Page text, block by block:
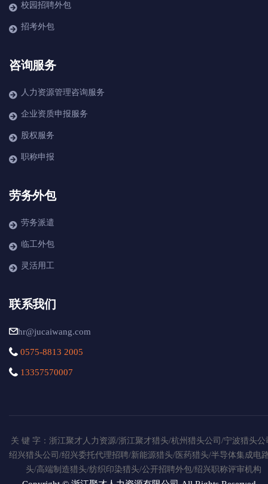
校园招聘外包
招考外包
咨询服务
人力资源管理咨询服务
企业资质申报服务
股权服务
职称申报
劳务外包
劳务派遣
临工外包
灵活用工
联系我们
hr@jucaiwang.com
0575-8813 2005
13357570007
关 键 字：浙江聚才人力资源/浙江聚才猎头/杭州猎头公司/宁波猎头公
绍兴猎头公司/绍兴委托代理招聘/新能源猎头/医药猎头/半导体集成电
头/高端制造猎头/纺织印染猎头/公开招聘外包/绍兴职称评审机构